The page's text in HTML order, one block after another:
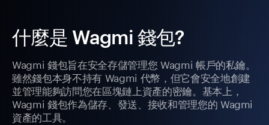
什麼是 Wagmi 錢包?
Wagmi 錢包旨在安全存儲管理您 Wagmi 帳戶的私鑰。
雖然錢包本身不持有 Wagmi 代幣，但它會安全地創建
並管理能夠訪問您在區塊鏈上資產的密鑰。基本上，
Wagmi 錢包作為儲存、發送、接收和管理您的 Wagmi
資產的工具。